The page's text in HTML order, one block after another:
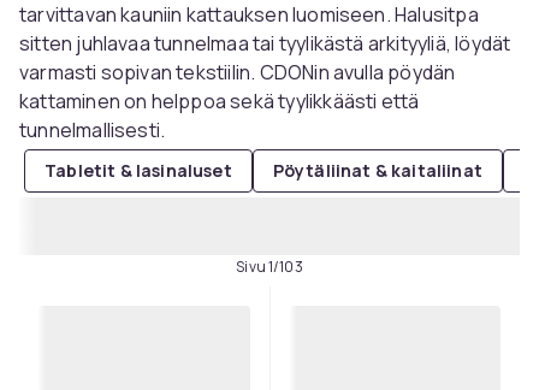
tarvittavan kauniin kattauksen luomiseen. Halusitpa
sitten juhlavaa tunnelmaa tai tyylikästä arkityyliä, löydät
varmasti sopivan tekstiilin. CDONin avulla pöydän
kattaminen on helppoa sekä tyylikkäästi että
tunnelmallisesti.
Tabletit & lasinaluset Pöytäliinat & kaitaliinat
Sivu 1/103